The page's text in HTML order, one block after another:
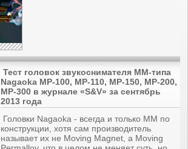
Тест головок звукоснимателя ММ-типа
Nagaoka MP-100, MP-110, MP-150, MP-200,
MP-300 в журнале «S&V» за сентябрь
2013 года
Головки Nagaoka - всегда и только ММ по
конструкции, хотя сам производитель
называет их не Moving Magnet, а Moving